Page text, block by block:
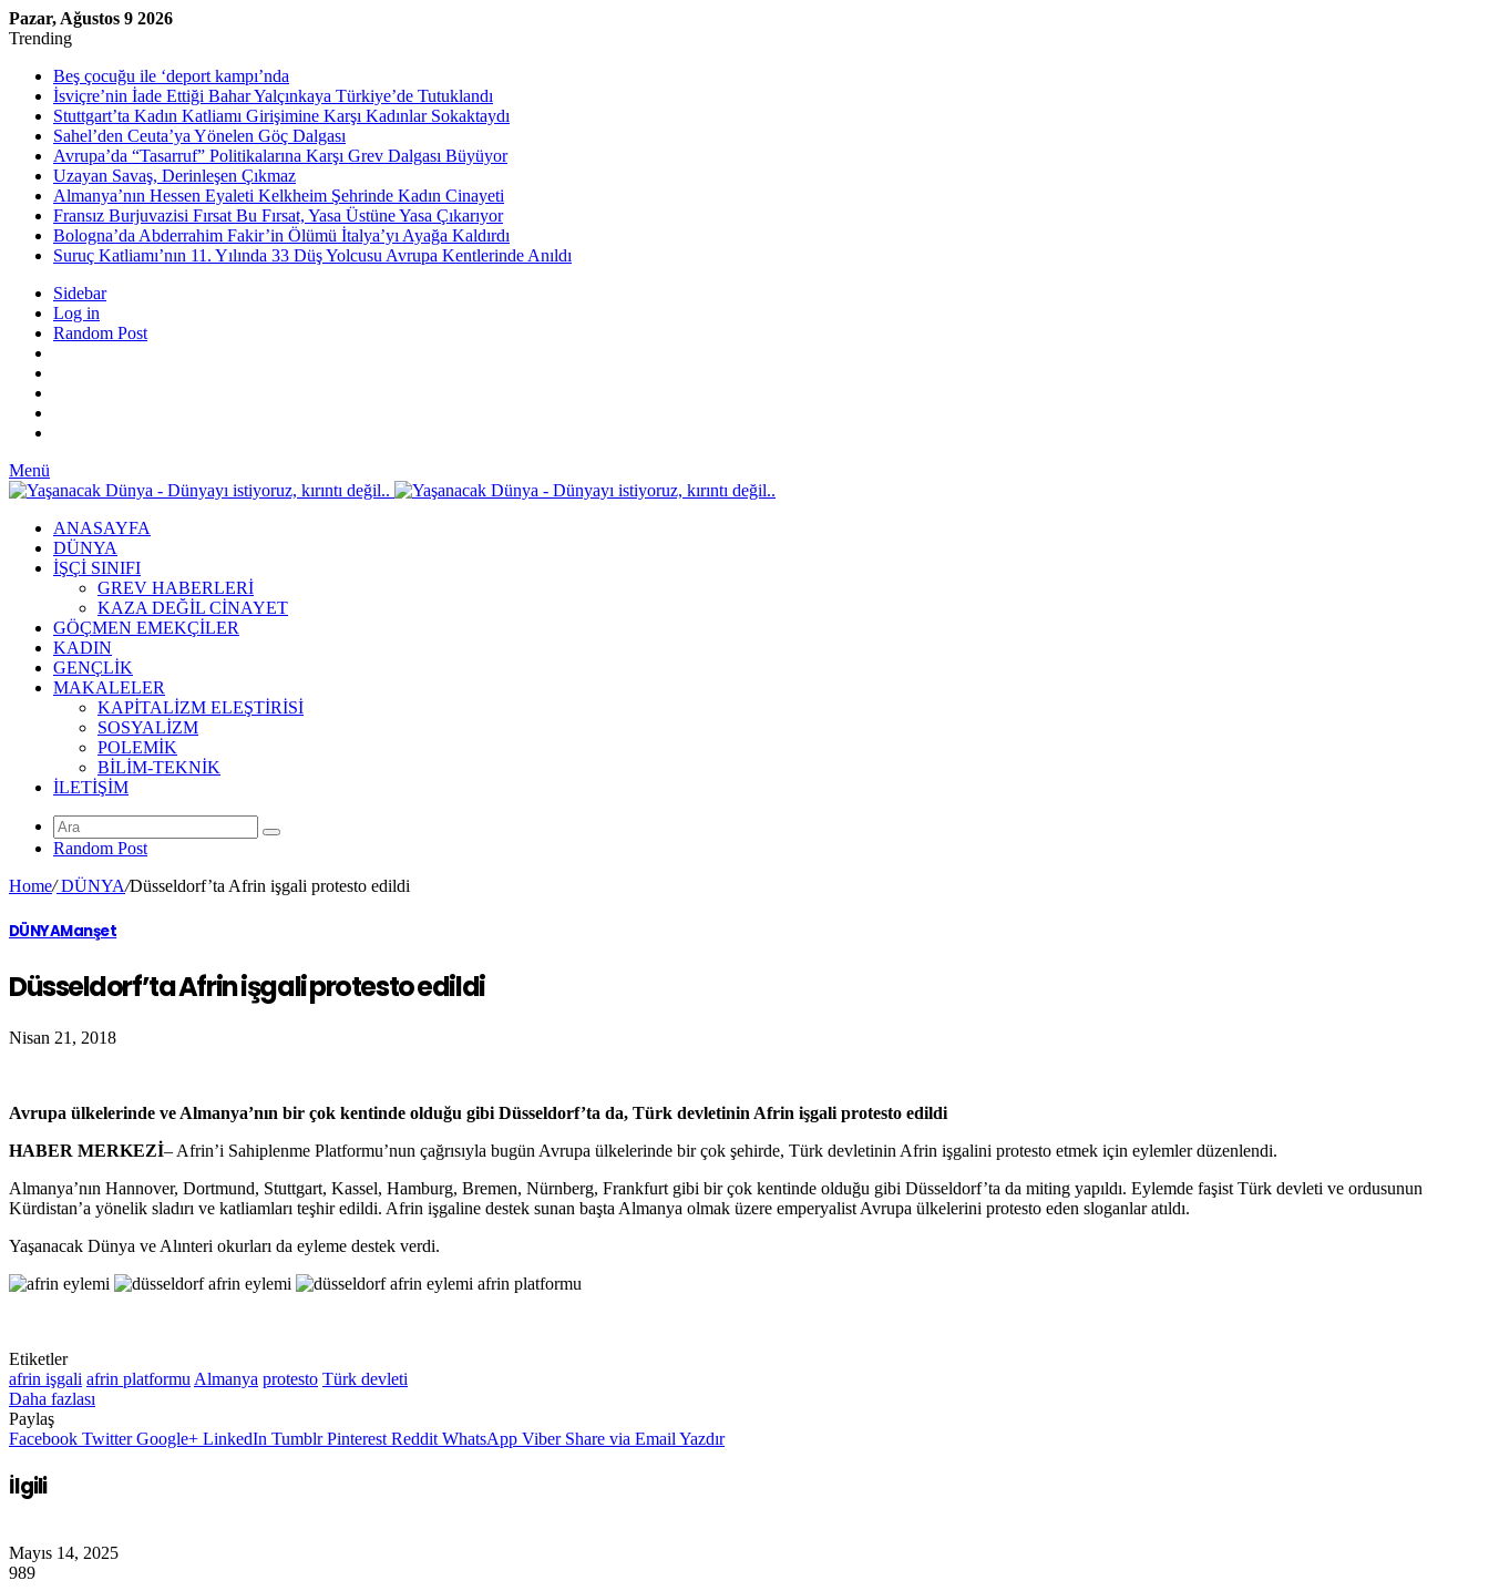
Pazar, Ağustos 9 2026
Trending
Beş çocuğu ile ‘deport kampı’nda
İsviçre’nin İade Ettiği Bahar Yalçınkaya Türkiye’de Tutuklandı
Stuttgart’ta Kadın Katliamı Girişimine Karşı Kadınlar Sokaktaydı
Sahel’den Ceuta’ya Yönelen Göç Dalgası
Avrupa’da “Tasarruf” Politikalarına Karşı Grev Dalgası Büyüyor
Uzayan Savaş, Derinleşen Çıkmaz
Almanya’nın Hessen Eyaleti Kelkheim Şehrinde Kadın Cinayeti
Fransız Burjuvazisi Fırsat Bu Fırsat, Yasa Üstüne Yasa Çıkarıyor
Bologna’da Abderrahim Fakir’in Ölümü İtalya’yı Ayağa Kaldırdı
Suruç Katliamı’nın 11. Yılında 33 Düş Yolcusu Avrupa Kentlerinde Anıldı
Sidebar
Log in
Random Post
Menü
ANASAYFA
DÜNYA
İŞÇİ SINIFI
GREV HABERLERİ
KAZA DEĞİL CİNAYET
GÖÇMEN EMEKÇİLER
KADIN
GENÇLİK
MAKALELER
KAPİTALİZM ELEŞTİRİSİ
SOSYALİZM
POLEMİK
BİLİM-TEKNİK
ILETIŞIM
Random Post
Home/DÜNYA/Düsseldorf’ta Afrin işgali protesto edildi
DÜNYAManşet
Düsseldorf’ta Afrin işgali protesto edildi
Nisan 21, 2018
Avrupa ülkelerinde ve Almanya’nın bir çok kentinde olduğu gibi Düsseldorf’ta da, Türk devletinin Afrin işgali protesto edildi
HABER MERKEZİ– Afrin’i Sahiplenme Platformu’nun çağrısıyla bugün Avrupa ülkelerinde bir çok şehirde, Türk devletinin Afrin işgalini protesto etmek için eylemler düzenlendi.
Almanya’nın Hannover, Dortmund, Stuttgart, Kassel, Hamburg, Bremen, Nürnberg, Frankfurt gibi bir çok kentinde olduğu gibi Düsseldorf’ta da miting yapıldı. Eylemde faşist Türk devleti ve ordusunun
Kürdistan’a yönelik sladırı ve katliamları teşhir edildi. Afrin işgaline destek sunan başta Almanya olmak üzere emperyalist Avrupa ülkelerini protesto eden sloganlar atıldı.
Yaşanacak Dünya ve Alınteri okurları da eyleme destek verdi.
Etiketler
afrin işgali afrin platformu Almanya protesto Türk devleti
Daha fazlası
Paylaş
Facebook Twitter Google+ LinkedIn Tumblr Pinterest Reddit WhatsApp Viber Share via Email Yazdır
İlgili
Mayıs 14, 2025
989